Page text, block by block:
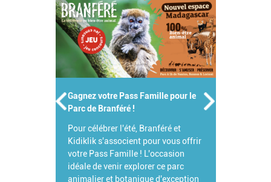
Gagnez votre Pass Famille pour le
Parc de Branféré !
Pour célébrer l'été, Branféré et
Kidiklik s'associent pour vous offrir
votre Pass Famille ! L'occasion
idéale de venir explorer ce parc
animalier et botanique d'exception